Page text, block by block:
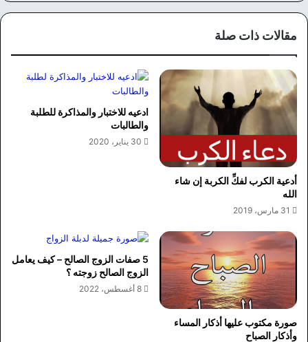
الويوك
مقالات ذات صلة
أدعية الكرب لفكِّ الكربة إن شاء
الله
31 مارس، 2019
ادعيه للاختبار والمذاكرة للطلبة
والطالبات
30 يناير، 2020
صورة مكتوب عليها أذكار المساء
وأذكار الصباح
5 صفات الزوج الصالح – كيف يعامل
الزوج الصالح زوجته ؟
8 أغسطس، 2022